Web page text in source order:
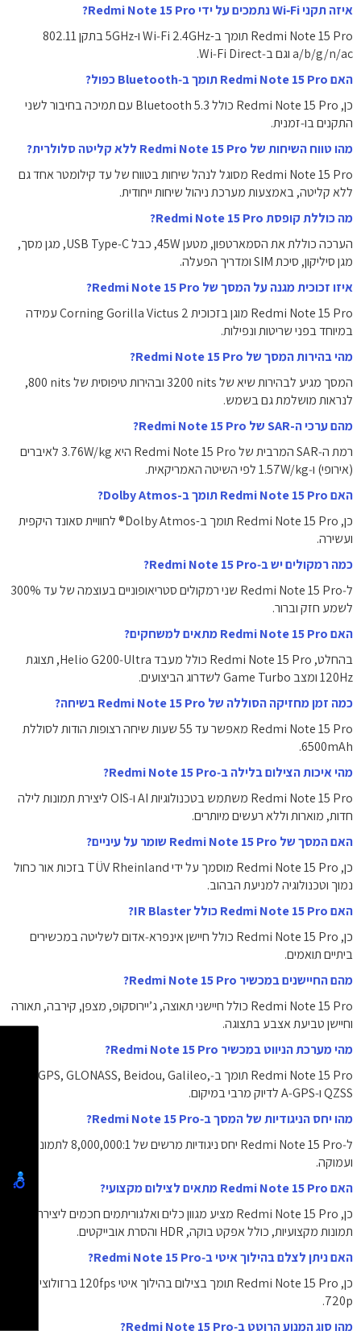
איזה תקני Wi‑Fi נתמכים על ידי Redmi Note 15 Pro?
Redmi Note 15 Pro תומך ב-Wi‑Fi ‎2.4GHz‎ ו-‎5GHz‎ בתקן ‎802.11
a/b/g/n/ac‎ וגם ב‑Wi‑Fi Direct‎.
האם Redmi Note 15 Pro תומך ב‑Bluetooth כפול?
כן, Redmi Note 15 Pro כולל Bluetooth ‎5.3‎ עם תמיכה בחיבור לשני
התקנים בו‑זמנית.
מהו טווח השיחות של Redmi Note 15 Pro ללא קליטה סלולרית?
Redmi Note 15 Pro מסוגל לנהל שיחות בטווח של עד קילומטר אחד גם
ללא קליטה, באמצעות מערכת ניהול שיחות ייחודית.
מה כוללת קופסת Redmi Note 15 Pro?
הערכה כוללת את הסמארטפון, מטען ‎45W‎, כבל ‎USB Type‑C‎, מגן מסך,
מגן סיליקון, סיכת SIM ומדריך הפעלה.
איזו זכוכית מגנה על המסך של Redmi Note 15 Pro?
Redmi Note 15 Pro מוגן בזכוכית Corning Gorilla Victus 2 עמידה
במיוחד בפני שריטות ונפילות.
מהי בהירות המסך של Redmi Note 15 Pro?
המסך מגיע לבהירות שיא של ‎3200‎ nits‎ ובהירות טיפוסית של ‎800‎ nits‎,
לנראות מושלמת גם בשמש.
מהם ערכי ה-SAR של Redmi Note 15 Pro?
רמת ה‑SAR המרבית של Redmi Note 15 Pro היא ‎3.76W/kg‎ לאיברים
(אירופי) ו‑‎1.57W/kg‎ לפי השיטה האמריקאית.
האם Redmi Note 15 Pro תומך ב-Dolby Atmos?
כן, Redmi Note 15 Pro תומך ב-Dolby Atmos® לחוויית סאונד היקפית
ועשירה.
כמה רמקולים יש ב‑Redmi Note 15 Pro?
ל‑Redmi Note 15 Pro שני רמקולים סטריאופוניים בעוצמה של עד ‎300%‎
לשמע חזק וברור.
האם Redmi Note 15 Pro מתאים למשחקים?
בהחלט, Redmi Note 15 Pro כולל מעבד Helio G200‑Ultra, תצוגת
120Hz ומצב Game Turbo לשדרוג הביצועים.
כמה זמן מחזיקה הסוללה של Redmi Note 15 Pro בשיחה?
Redmi Note 15 Pro מאפשר עד ‎55‎ שעות שיחה רצופות הודות לסוללת
‎6500mAh‎.
מהי איכות הצילום בלילה ב‑Redmi Note 15 Pro?
Redmi Note 15 Pro משתמש בטכנולוגיות AI ו‑OIS ליצירת תמונות לילה
חדות, מוארות וללא רעשים מיותרים.
האם המסך של Redmi Note 15 Pro שומר על עיניים?
כן, Redmi Note 15 Pro מוסמך על ידי TÜV Rheinland בזכות אור כחול
נמוך וטכנולוגיה למניעת הבהוב.
האם Redmi Note 15 Pro כולל IR Blaster?
כן, Redmi Note 15 Pro כולל חיישן אינפרא‑אדום לשליטה במכשירים
ביתיים תואמים.
מהם החיישנים במכשיר Redmi Note 15 Pro?
Redmi Note 15 Pro כולל חיישני תאוצה, ג’יירוסקופ, מצפן, קירבה, תאורה
וחיישן טביעת אצבע בתצוגה.
מהי מערכת הניווט במכשיר Redmi Note 15 Pro?
Redmi Note 15 Pro תומך ב‑GPS, GLONASS, Beidou, Galileo,
QZSS ו‑A‑GPS לדיוק מרבי במיקום.
מהו יחס הניגודיות של המסך ב‑Redmi Note 15 Pro?
ל‑Redmi Note 15 Pro יחס ניגודיות מרשים של ‎8,000,000:1‎ לתמונה חדה
ועמוקה.
האם Redmi Note 15 Pro מתאים לצילום מקצועי?
כן, Redmi Note 15 Pro מציע מגוון כלים ואלגוריתמים חכמים ליצירת
תמונות מקצועיות, כולל אפקט בוקה, HDR והסרת אובייקטים.
האם ניתן לצלם בהילוך איטי ב‑Redmi Note 15 Pro?
כן, Redmi Note 15 Pro תומך בצילום בהילוך איטי 120fps ברזולוציה
‎720p‎.
מהו סוג המנוע הרוטט ב‑Redmi Note 15 Pro?